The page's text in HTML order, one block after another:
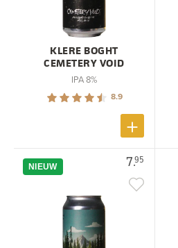
KLERE BOGHT
CEMETERY VOID
IPA 8%
8.9
7.95
NIEUW